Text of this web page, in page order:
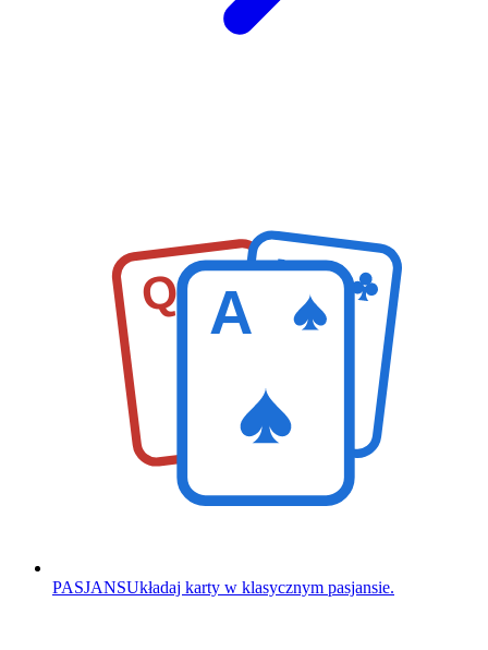
Q K
A
PASJANSUkładaj karty w klasycznym pasjansie.